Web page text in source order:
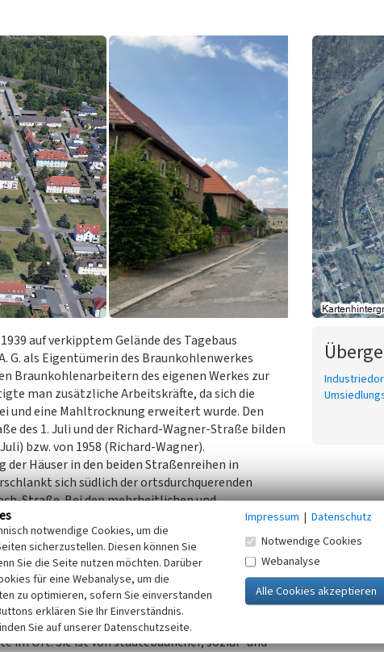
auf verkipptem Gelände des Tagebaus
G. als Eigentümerin des Braunkohlenwerkes
Braunkohlenarbeitern des eigenen Werkes zur
man zusätzliche Arbeitskräfte, da sich die
und eine Mahltrocknung erweitert wurde. Den
des 1. Juli und der Richard-Wagner-Straße bilden
bzw. von 1958 (Richard-Wagner).
Häuser in den beiden Straßenreihen in
sich südlich der ortsdurchquerenden
Straße. Bei den mehrheitlichen und
einspännige, zweigeschossige Walmdachbauten
Sockel und eine mittige Eingangsachse aus rotem
ein Nebengebäude und einen Hausgarten.
wurden nach 1990 ganze Häuser abgerissen.
im Norden erbaut. Meist handelt es sich um
oder roten Klinkerakzenten. Dabei
handelt es sich um die – bezogen auf die
im Ort. Sie ist von städtebaulicher, sozial- und
notwendige Cookies, um die
sicherzustellen. Diesen können Sie
Sie die Seite nutzen möchten. Darüber
für eine Webanalyse, um die
zu optimieren, sofern Sie einverstanden
erklären Sie Ihr Einverständnis.
Sie auf unserer Datenschutzseite.
Impressum | Datenschutz
Notwendige Cookies
Webanalyse